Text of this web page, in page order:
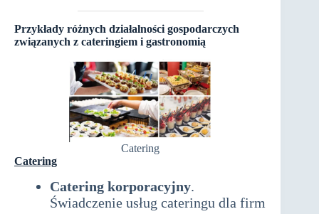
Przykłady różnych działalności gospodarczych
związanych z cateringiem i gastronomią
Catering
Catering
Catering korporacyjny.
Świadczenie usług cateringu dla firm